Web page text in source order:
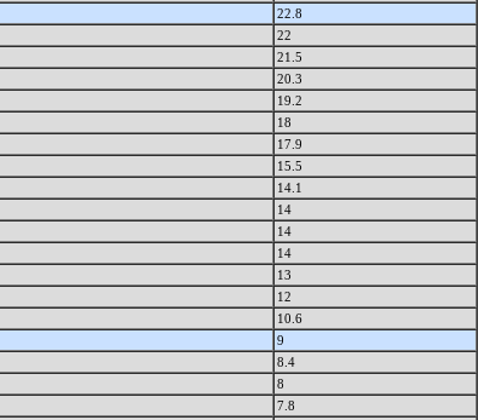
22.8
22
21.5
20.3
19.2
18
17.9
15.5
14.1
14
14
14
13
12
10.6
9
8.4
8
7.8